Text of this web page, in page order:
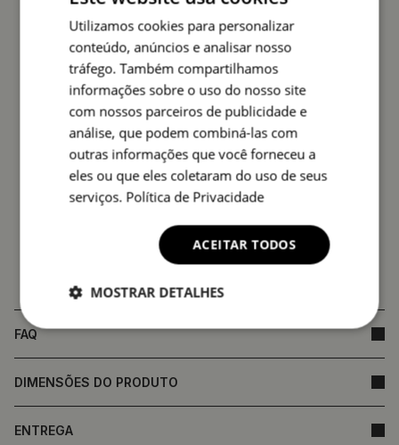
afecta a qualidade do produto nem constitui
fundamento para reclamação.
FAQ
DIMENSÕES DO PRODUTO
ENTREGA
Utilizamos cookies para personalizar
conteúdo, anúncios e analisar nosso
tráfego. Também compartilhamos
informações sobre o uso do nosso site
com nossos parceiros de publicidade e
análise, que podem combiná-las com
outras informações que você forneceu a
eles ou que eles coletaram do uso de seus
serviços. Política de Privacidade
ACEITAR TODOS
MOSTRAR DETALHES